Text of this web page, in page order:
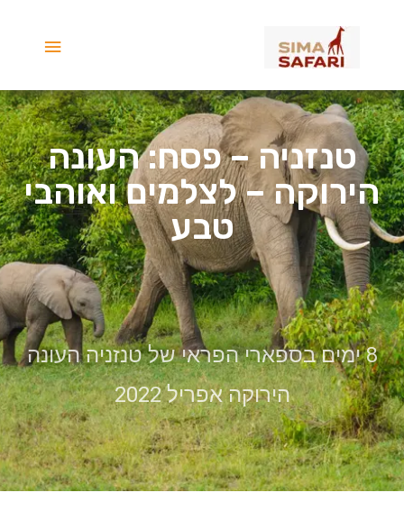
טנזניה – פסח: העונה
הירוקה – לצלמים ואוהבי
טבע
8 ימים בספארי הפראי של טנזניה העונה
הירוקה אפריל 2022